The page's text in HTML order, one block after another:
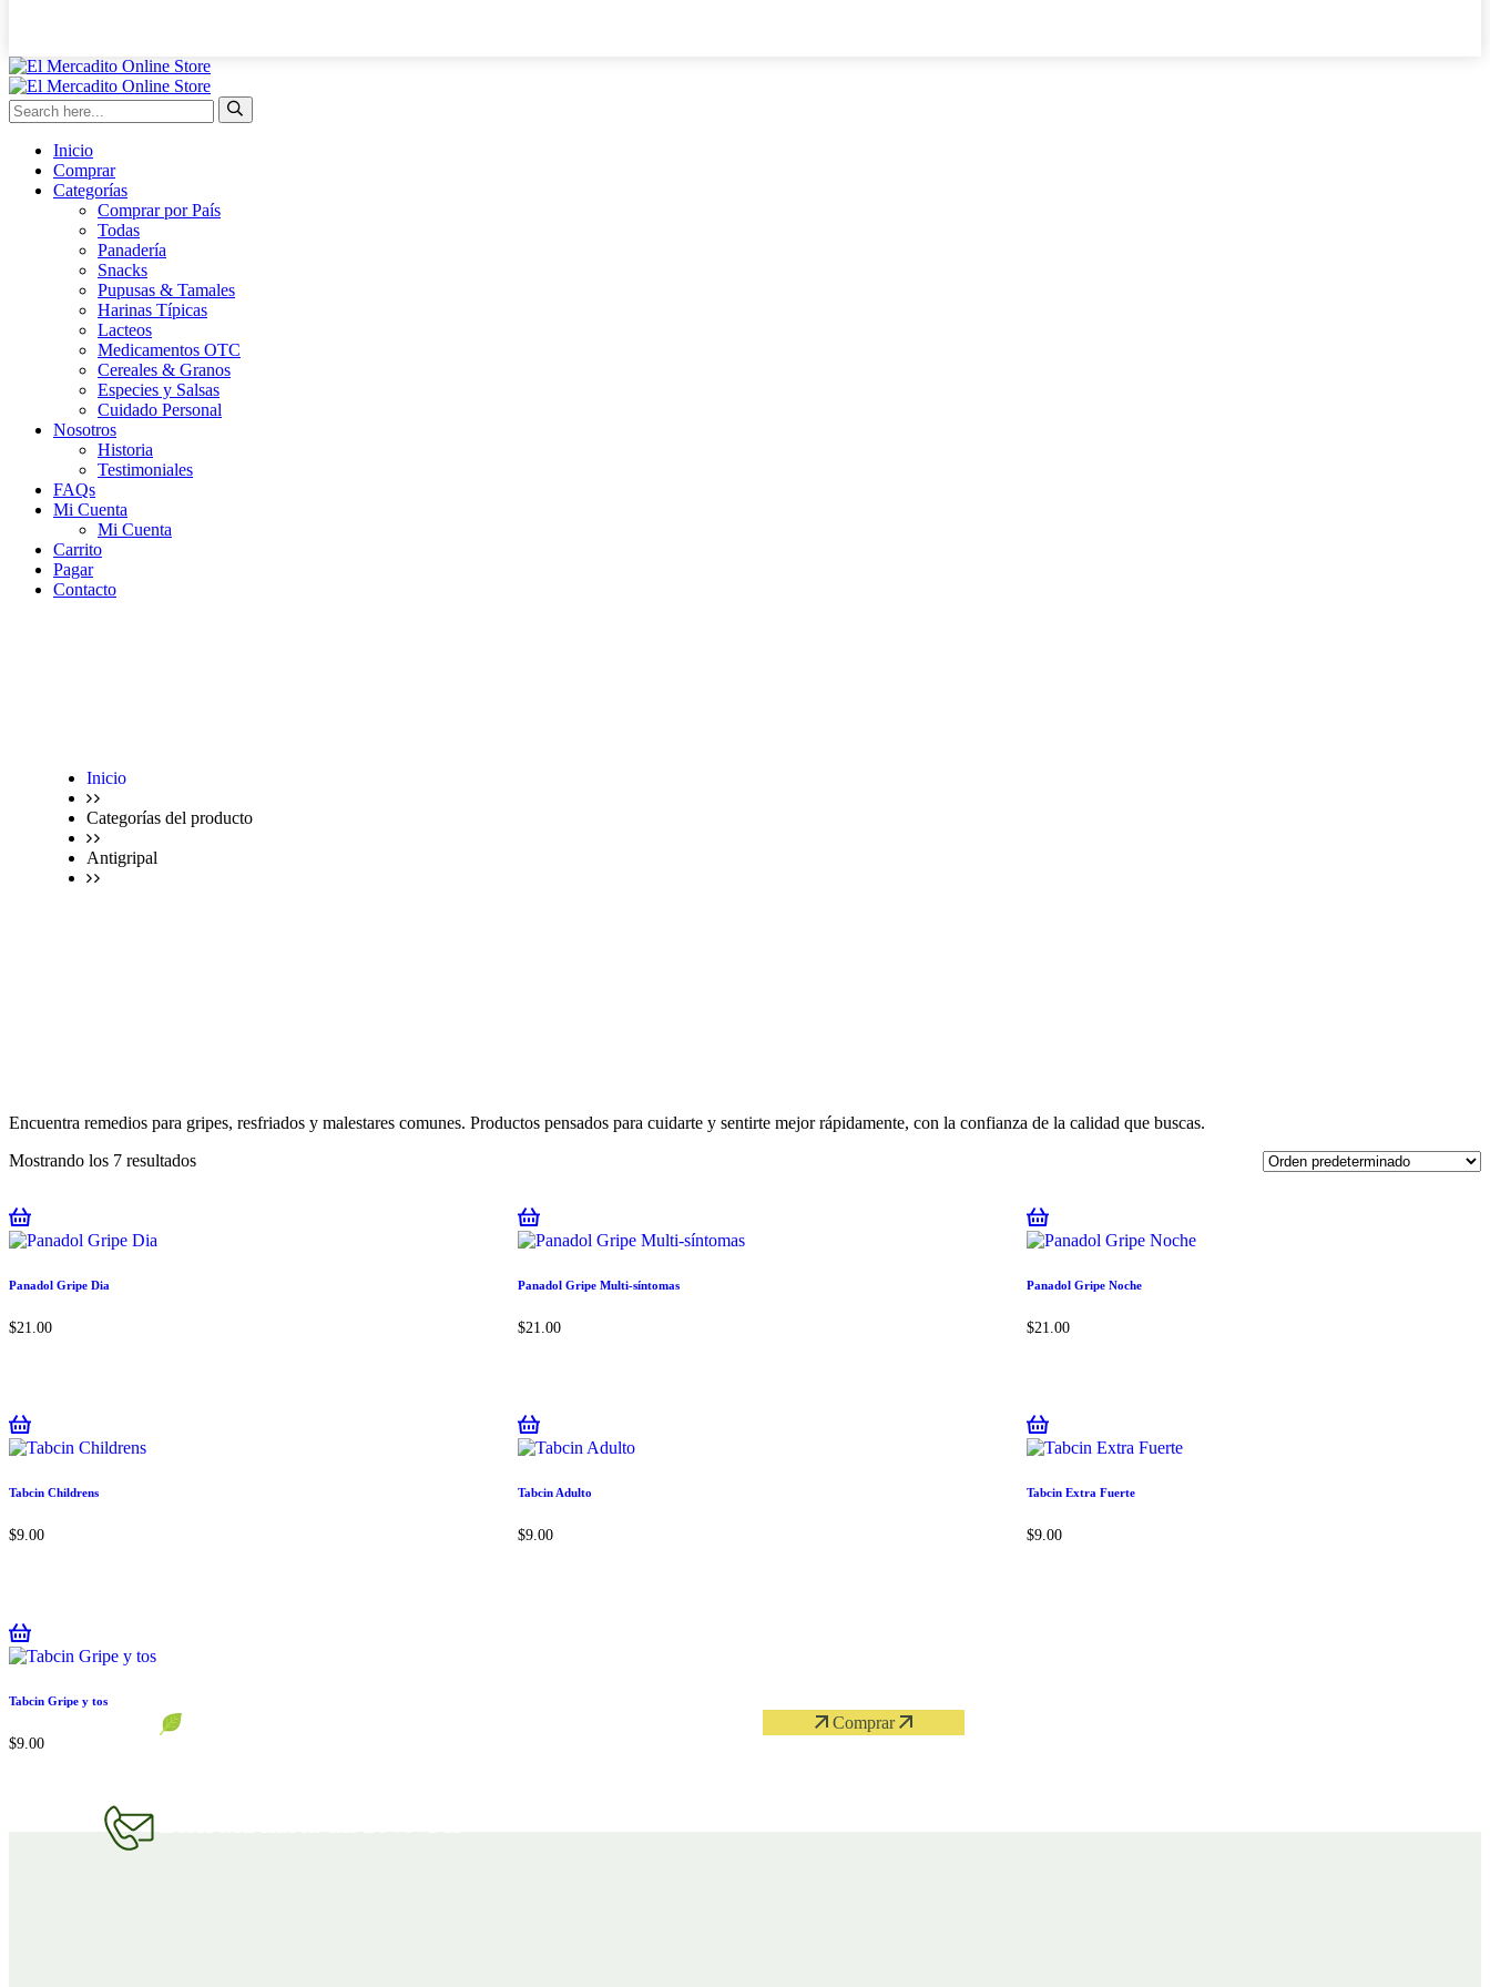
Inicio
Comprar
Categorías
Comprar por País
Todas
Panadería
Snacks
Pupusas & Tamales
Harinas Típicas
Lacteos
Medicamentos OTC
Cereales & Granos
Especies y Salsas
Cuidado Personal
Nosotros
Historia
Testimoniales
FAQs
Mi Cuenta
Mi Cuenta
Carrito
Pagar
Contacto
Inicio
Categorías del producto
Antigripal
Encuentra remedios para gripes, resfriados y malestares comunes. Productos pensados para cuidarte y sentirte mejor rápidamente, con la confianza de la calidad que buscas.
Mostrando los 7 resultados
Panadol Gripe Dia
$21.00
Panadol Gripe Multi-síntomas
$21.00
Panadol Gripe Noche
$21.00
Tabcin Childrens
$9.00
Tabcin Adulto
$9.00
Tabcin Extra Fuerte
$9.00
Tabcin Gripe y tos
$9.00
Comprar